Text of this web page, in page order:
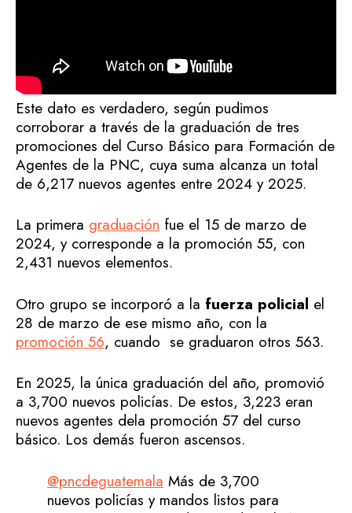
Este dato es verdadero, según pudimos
corroborar a través de la graduación de tres
promociones del Curso Básico para Formación de
Agentes de la PNC, cuya suma alcanza un total
de 6,217 nuevos agentes entre 2024 y 2025.
La primera graduación fue el 15 de marzo de
2024, y corresponde a la promoción 55, con
2,431 nuevos elementos.
Otro grupo se incorporó a la fuerza policial el
28 de marzo de ese mismo año, con la
promoción 56, cuando se graduaron otros 563.
En 2025, la única graduación del año, promovió
a 3,700 nuevos policías. De estos, 3,223 eran
nuevos agentes dela promoción 57 del curso
básico. Los demás fueron ascensos.
@pncdeguatemala Más de 3,700
nuevos policías y mandos listos para